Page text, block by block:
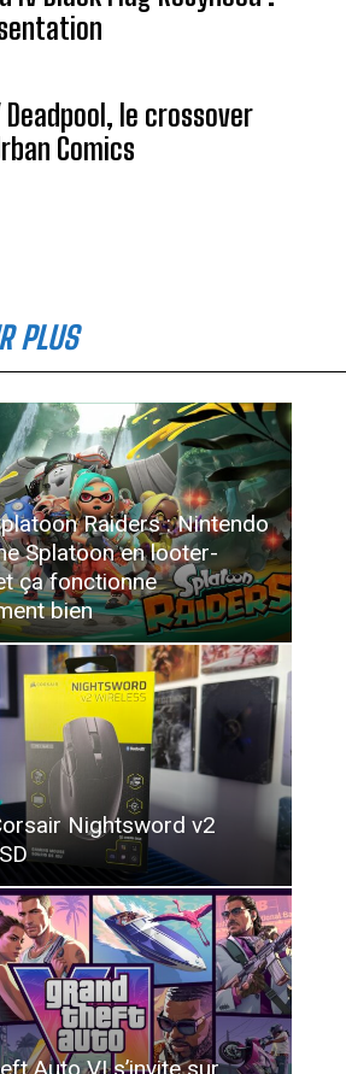
le crossover
Comics
PLUS
Raiders : Nintendo
Splatoon en looter-
ça fonctionne
bien
Nightsword v2